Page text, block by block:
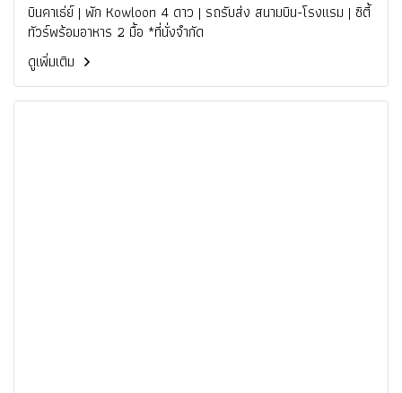
บินคาเธ่ย์ | พัก Kowloon 4 ดาว | รถรับส่ง สนามบิน-โรงแรม | ซิตี้
ทัวร์พร้อมอาหาร 2 มื้อ *ที่นั่งจำกัด
ดูเพิ่มเติม